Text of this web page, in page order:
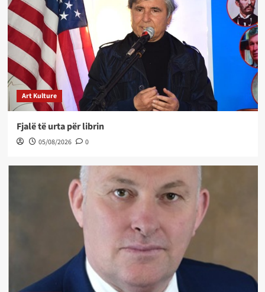
Art Kulture
Fjalë të urta për librin
05/08/2026 0